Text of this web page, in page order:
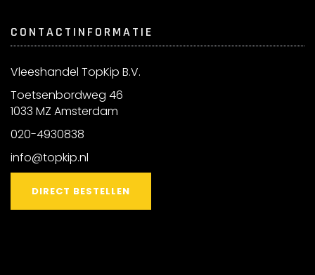
CONTACTINFORMATIE
Vleeshandel TopKip B.V.
Toetsenbordweg 46
1033 MZ Amsterdam
020-4930838
info@topkip.nl
DIRECT BESTELLEN